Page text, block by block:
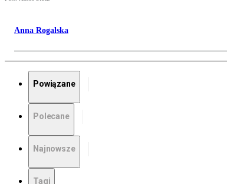
Anna Rogalska
Powiązane
Polecane
Najnowsze
Tagi